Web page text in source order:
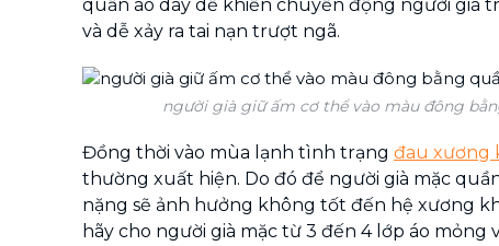
quần áo dày dễ khiến chuyển động người già
và dễ xảy ra tai nạn trượt ngã.
người già giữ ấm cơ thể vào màu đông
Đồng thời vào mùa lạnh tình trạng đau xương
thường xuất hiện. Do đó để người già mặc
nặng sẽ ảnh hưởng không tốt đến hệ xương
hãy cho người già mặc từ 3 đến 4 lớp áo mỏng